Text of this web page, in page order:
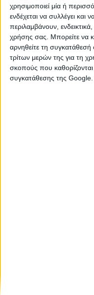
χρησιμοποιεί μία ή
ενδέχεται να συλλέγει
περιλαμβάνουν,
χρήσης σας. Μπορείτε να
αρνηθείτε τη
τρίτων μερών της για τη
σκοπούς που
συγκατάθεσης της Google.